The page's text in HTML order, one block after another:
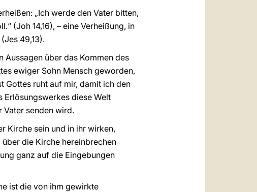
„Ich werde den Vater bitten,
(Joh 14,16), – eine Verheißung, in
49,13).
Aussagen über das Kommen des
ewiger Sohn Mensch geworden,
Gottes ruht auf mir, damit ich den
Erlösungswerkes diese Welt
Vater senden wird.
Kirche sein und in ihr wirken,
die Kirche hereinbrechen
ganz auf die Eingebungen
ist die von ihm gewirkte